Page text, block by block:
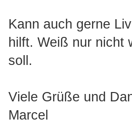
Kann auch gerne
hilft. Weiß nur nicht
soll.
Viele Grüße und
Marcel